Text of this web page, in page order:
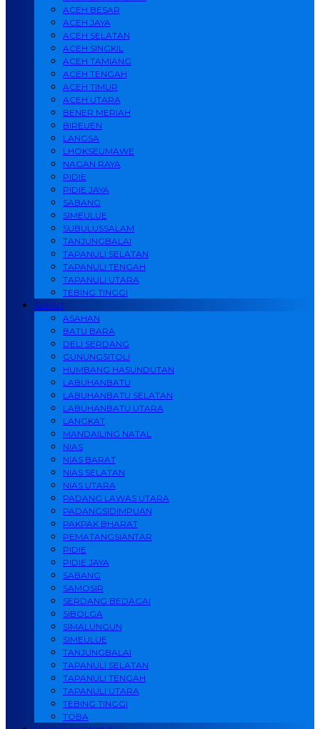
ACEH BESAR
ACEH JAYA
ACEH SELATAN
ACEH SINGKIL
ACEH TAMIANG
ACEH TENGAH
ACEH TIMUR
ACEH UTARA
BENER MERIAH
BIREUEN
LANGSA
LHOKSEUMAWE
NAGAN RAYA
PIDIE
PIDIE JAYA
SABANG
SIMEULUE
SUBULUSSALAM
TANJUNGBALAI
TAPANULI SELATAN
TAPANULI TENGAH
TAPANULI UTARA
TEBING TINGGI
SUMUT
ASAHAN
BATU BARA
DELI SERDANG
GUNUNGSITOLI
HUMBANG HASUNDUTAN
LABUHANBATU
LABUHANBATU SELATAN
LABUHANBATU UTARA
LANGKAT
MANDAILING NATAL
NIAS
NIAS BARAT
NIAS SELATAN
NIAS UTARA
PADANG LAWAS UTARA
PADANGSIDIMPUAN
PAKPAK BHARAT
PEMATANGSIANTAR
PIDIE
PIDIE JAYA
SABANG
SAMOSIR
SERDANG BEDAGAI
SIBOLGA
SIMALUNGUN
SIMEULUE
TANJUNGBALAI
TAPANULI SELATAN
TAPANULI TENGAH
TAPANULI UTARA
TEBING TINGGI
TOBA